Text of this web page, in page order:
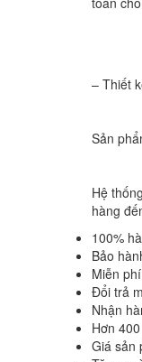
– Thiết
Sản
Hệ
hàng
100%
Bảo
Miễn
Đổi trả
Nhận
Hơn
Giá sản